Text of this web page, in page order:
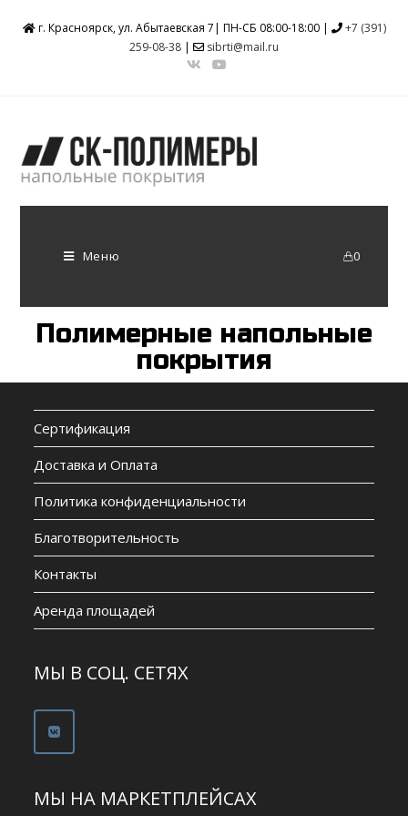
г. Красноярск, ул. Абытаевская 7| ПН-СБ 08:00-18:00 |
+7 (391)
259-08-38 | sibrti@mail.ru
0
Меню
Полимерные напольные
покрытия
Сертификация
Доставка и Оплата
Политика конфиденциальности
Благотворительность
Контакты
Аренда площадей
МЫ В СОЦ. СЕТЯХ
МЫ НА МАРКЕТПЛЕЙСАХ